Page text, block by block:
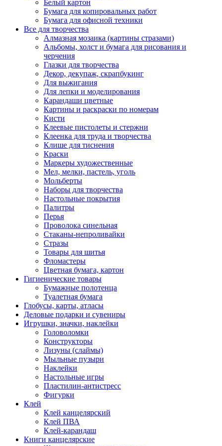
Белый картон
Бумага для копировальных работ
Бумага для офисной техники
Все для творчества
Алмазная мозаика (картины стразами)
Альбомы, холст и бумага для рисования и
черчения
Глазки для творчества
Декор, декупаж, скрапбукинг
Для выжигания
Для лепки и моделирования
Карандаши цветные
Картины и раскраски по номерам
Кисти
Клеевые пистолеты и стержни
Клеенка для труда и творчества
Клише для тиснения
Краски
Маркеры художественные
Мел, мелки, пастель, уголь
Мольберты
Наборы для творчества
Настольные покрытия
Палитры
Перья
Проволока синельная
Стаканы-непроливайки
Стразы
Товары для шитья
Фломастеры
Цветная бумага, картон
Гигиенические товары
Бумажные полотенца
Туалетная бумага
Глобусы, карты, атласы
Деловые подарки и сувениры
Игрушки, значки, наклейки
Головоломки
Конструкторы
Лизуны (слаймы)
Мыльные пузыри
Наклейки
Настольные игры
Пластилин-антистресс
Фигурки
Клей
Клей канцелярский
Клей ПВА
Клей-карандаш
Книги канцелярские